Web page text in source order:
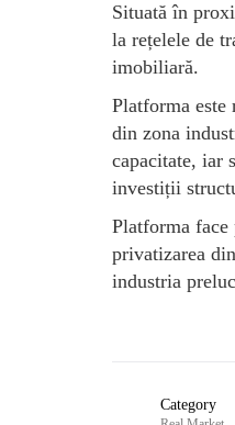
Situată în
la rețelele de
imobiliară.
Platforma
din zona
capacitate, iar
investiții
Platforma
privatizarea
industria
Category